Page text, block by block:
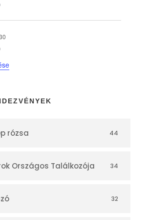
rózsa 44
Országos Találkozója 34
32